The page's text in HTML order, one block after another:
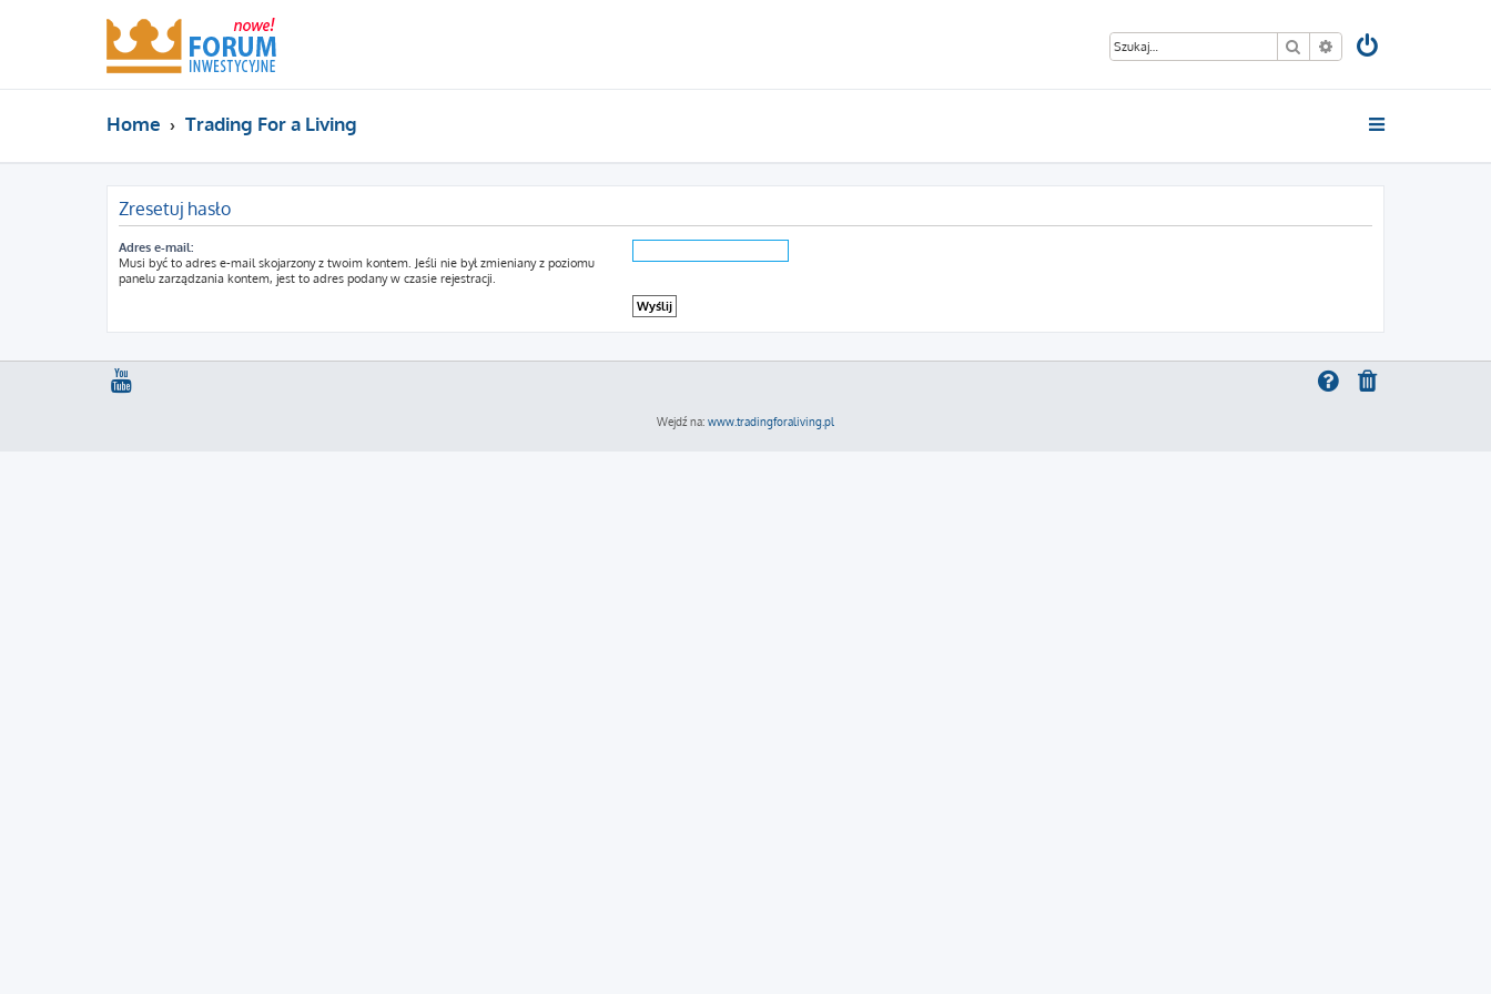
Szukaj Wyszukiwanie
Home Trading For a Living
Zresetuj hasło
Adres e-mail:
Musi być to adres e-mail skojarzony z twoim kontem. Jeśli nie był zmieniany z poziomu
panelu zarządzania kontem, jest to adres podany w czasie rejestracji.
Wejdź na: www.tradingforaliving.pl